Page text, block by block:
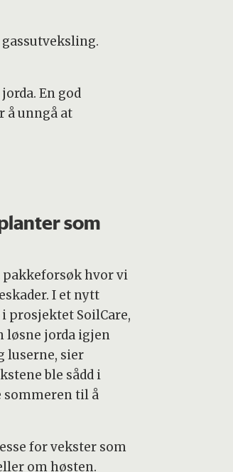
En god
å unngå at
som
pakkeforsøk hvor vi
I et nytt
prosjektet SoilCare,
løsne jorda igjen
luserne, sier
ble sådd i
sommeren til å
for vekster som
om høsten.